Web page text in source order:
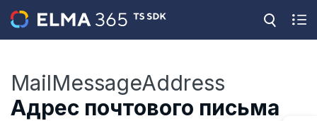
MailMessageAddress
Адрес почтового письма